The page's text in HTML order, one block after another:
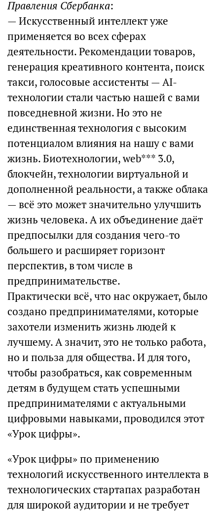
Правления Сбербанка:
— Искусственный интеллект уже
применяется во всех сферах
деятельности. Рекомендации товаров,
генерация креативного контента, поиск
такси, голосовые ассистенты — AI-
технологии стали частью нашей с вами
повседневной жизни. Но это не
единственная технология с высоким
потенциалом влияния на нашу с вами
жизнь. Биотехнологии, web*** 3.0,
блокчейн, технологии виртуальной и
дополненной реальности, а также облака
— всё это может значительно улучшить
жизнь человека. А их объединение даёт
предпосылки для создания чего-то
большего и расширяет горизонт
перспектив, в том числе в
предпринимательстве.
Практически всё, что нас окружает, было
создано предпринимателями, которые
захотели изменить жизнь людей к
лучшему. А значит, это не только работа,
но и польза для общества. И для того,
чтобы разобраться, как современным
детям в будущем стать успешными
предпринимателями с актуальными
цифровыми навыками, проводился этот
«Урок цифры».
«Урок цифры» по применению
технологий искусственного интеллекта в
технологических стартапах разработан
для широкой аудитории и не требует